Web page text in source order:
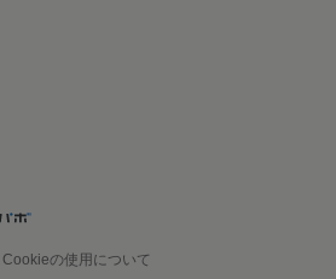
Cookieの使用について